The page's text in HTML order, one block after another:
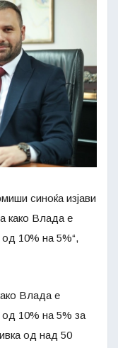
синоќа изјави
како Влада е
10% на 5%“,
Влада е
10% на 5% за
од над 50